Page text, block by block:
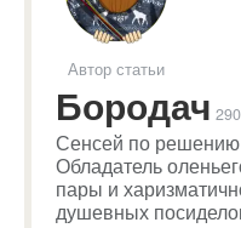
Автор статьи
Бородач
Сенсей по
Обладатель
пары и
душевных